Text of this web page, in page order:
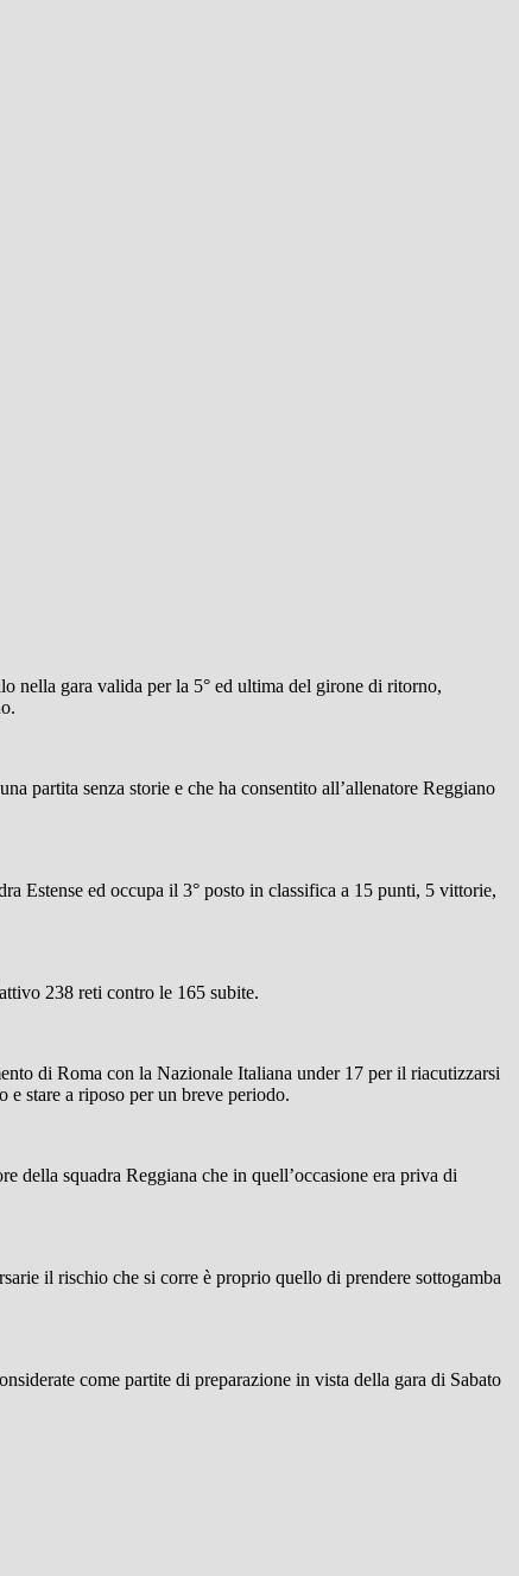
nella gara valida per la 5° ed ultima del girone di ritorno,
partita senza storie e che ha consentito all’allenatore Reggiano
Estense ed occupa il 3° posto in classifica a 15 punti, 5 vittorie,
238 reti contro le 165 subite.
di Roma con la Nazionale Italiana under 17 per il riacutizzarsi
e stare a riposo per un breve periodo.
della squadra Reggiana che in quell’occasione era priva di
il rischio che si corre è proprio quello di prendere sottogamba
come partite di preparazione in vista della gara di Sabato